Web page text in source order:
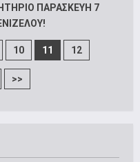
ΠΑΡΑΣΚΕΥΗ 7
10 11 12
>>